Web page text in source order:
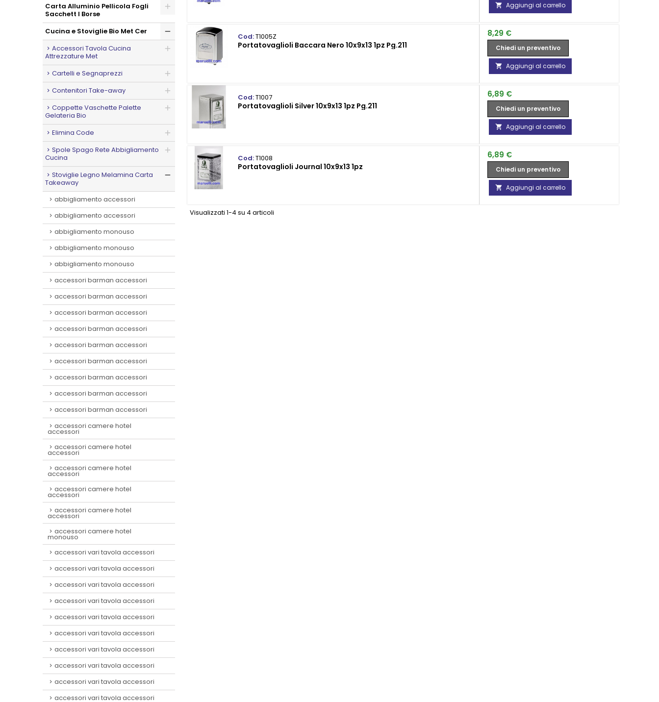
Carta Alluminio Pellicola Fogli
Sacchett I Borse
Cucina e Stoviglie Bio Met Cer
Accessori Tavola Cucina
Attrezzature Met
Cartelli e Segnaprezzi
Contenitori Take-away
Coppette Vaschette Palette
Gelateria Bio
Elimina Code
Spole Spago Rete Abbigliamento
Cucina
Stoviglie Legno Melamina Carta
Takeaway
abbigliamento accessori
abbigliamento accessori
abbigliamento monouso
abbigliamento monouso
abbigliamento monouso
accessori barman accessori
accessori barman accessori
accessori barman accessori
accessori barman accessori
accessori barman accessori
accessori barman accessori
accessori barman accessori
accessori barman accessori
accessori barman accessori
accessori camere hotel
accessori
accessori camere hotel
accessori
accessori camere hotel
accessori
accessori camere hotel
accessori
accessori camere hotel
accessori
accessori camere hotel
monouso
accessori vari tavola accessori
accessori vari tavola accessori
accessori vari tavola accessori
accessori vari tavola accessori
accessori vari tavola accessori
accessori vari tavola accessori
accessori vari tavola accessori
accessori vari tavola accessori
accessori vari tavola accessori
accessori vari tavola accessori
 Aggiungi al carrello
Cod:T1005Z
Portatovaglioli Baccara Nero 10x9x13 1pz Pg.211
Prezzo
8,29 €
Chiedi un preventivo
 Aggiungi al carrello
Cod:T1007
Portatovaglioli Silver 10x9x13 1pz Pg.211
Prezzo
6,89 €
Chiedi un preventivo
 Aggiungi al carrello
Cod:T1008
Portatovaglioli Journal 10x9x13 1pz
Prezzo
6,89 €
Chiedi un preventivo
 Aggiungi al carrello
Visualizzati 1-4 su 4 articoli